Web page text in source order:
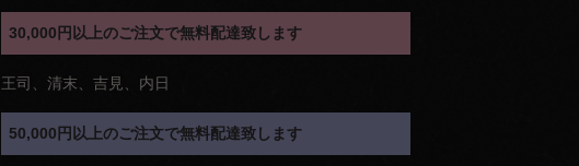
30,000円以上のご注文で無料配達致します
王司、清末、吉見、内日
50,000円以上のご注文で無料配達致します